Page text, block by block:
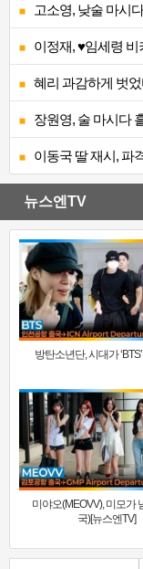
고소영, 낮술 마시
이정재, ♥임세령
혜리 과감하게 벗
장원영, 술 마시다
이동국 딸 재시, 파
뉴스엔TV
방탄소년단, 시대가 ‘BTS’
미야오(MEOVV), 미모가
국)[뉴스엔TV]